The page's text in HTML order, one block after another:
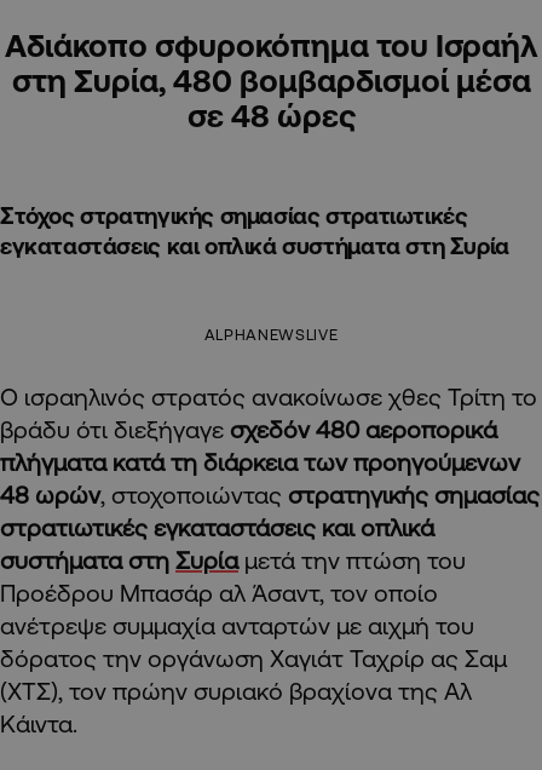
Αδιάκοπο σφυροκόπημα του Ισραήλ
στη Συρία, 480 βομβαρδισμοί μέσα
σε 48 ώρες
Στόχος στρατηγικής σημασίας στρατιωτικές
εγκαταστάσεις και οπλικά συστήματα στη Συρία
ALPHANEWSLIVE
Ο ισραηλινός στρατός ανακοίνωσε χθες Τρίτη το
βράδυ ότι διεξήγαγε σχεδόν 480 αεροπορικά
πλήγματα κατά τη διάρκεια των προηγούμενων
48 ωρών, στοχοποιώντας στρατηγικής σημασίας
στρατιωτικές εγκαταστάσεις και οπλικά
συστήματα στη Συρίαμετά την πτώση του
Προέδρου Μπασάρ αλ Άσαντ, τον οποίο
ανέτρεψε συμμαχία ανταρτών με αιχμή του
δόρατος την οργάνωση Χαγιάτ Ταχρίρ ας Σαμ
(ΧΤΣ), τον πρώην συριακό βραχίονα της Αλ
Κάιντα.